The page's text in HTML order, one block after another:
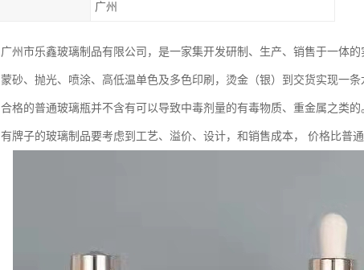
广州
广州市乐鑫玻璃制品有限公司，是一家集开发研制、生产、销售于一体
蒙砂、抛光、喷涂、高低温单色及多色印刷，烫金（银）到交货实现一条
合格的普通玻璃瓶并不含有可以导致中毒剂量的有毒物质、重金属之类的
有牌子的玻璃制品要考虑到工艺、溢价、设计，和销售成本， 价格比普